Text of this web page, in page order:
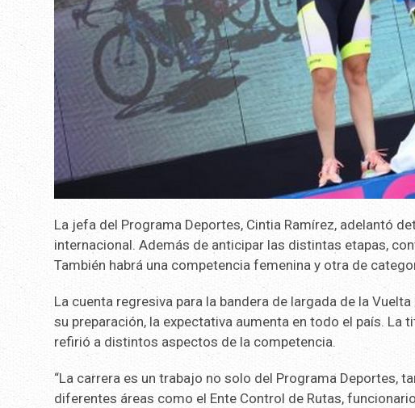
La jefa del Programa Deportes, Cintia Ramírez, adelantó
internacional. Además de anticipar las distintas etapas,
También habrá una competencia femenina y otra de
La cuenta regresiva para la bandera de largada de la
su preparación, la expectativa aumenta en todo el país. La
refirió a distintos aspectos de la competencia.
“La carrera es un trabajo no solo del Programa Deportes,
diferentes áreas como el Ente Control de Rutas,